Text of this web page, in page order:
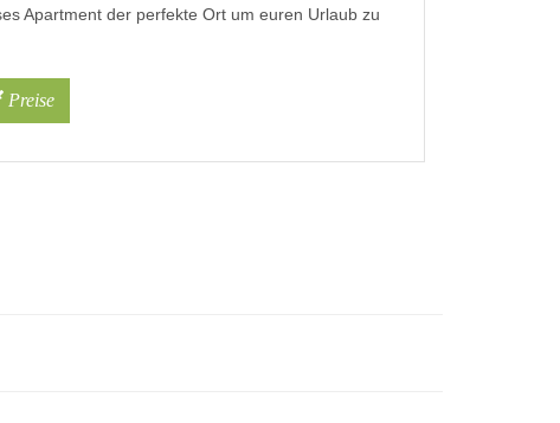
Apartment der perfekte Ort um euren Urlaub zu
Preise